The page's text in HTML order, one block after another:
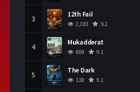
3 12th Fail
2,183 9.2
4 Mukadderat
804 9.1
5 The Dark
118 9.1